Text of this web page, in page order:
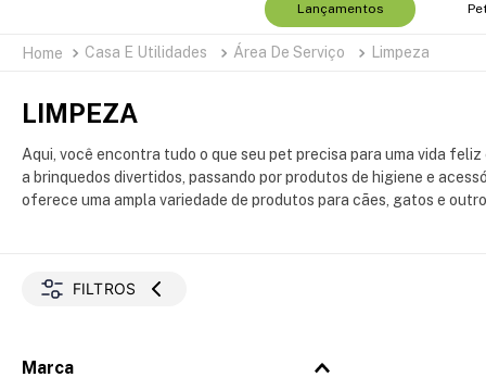
Lançamentos
Casa E Utilidades Área De Serviço Limpeza
LIMPEZA
Aqui, você encontra tudo o que seu pet precisa para uma vida
a brinquedos divertidos, passando por produtos de higiene e
oferece uma ampla variedade de produtos para cães, gatos e
FILTROS
Marca